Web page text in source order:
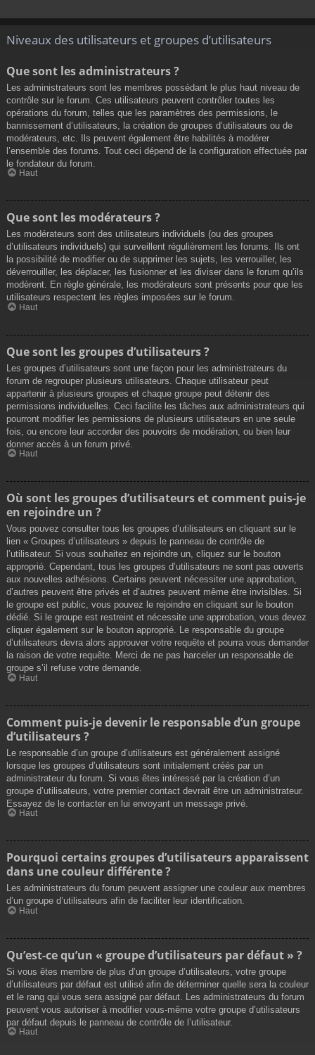
Niveaux des utilisateurs et groupes d’utilisateurs
Que sont les administrateurs ?
Les administrateurs sont les membres possédant le plus haut niveau de
contrôle sur le forum. Ces utilisateurs peuvent contrôler toutes les
opérations du forum, telles que les paramètres des permissions, le
bannissement d’utilisateurs, la création de groupes d’utilisateurs ou de
modérateurs, etc. Ils peuvent également être habilités à modérer
l’ensemble des forums. Tout ceci dépend de la configuration effectuée par
le fondateur du forum.
Haut
Que sont les modérateurs ?
Les modérateurs sont des utilisateurs individuels (ou des groupes
d’utilisateurs individuels) qui surveillent régulièrement les forums. Ils ont
la possibilité de modifier ou de supprimer les sujets, les verrouiller, les
déverrouiller, les déplacer, les fusionner et les diviser dans le forum qu’ils
modèrent. En règle générale, les modérateurs sont présents pour que les
utilisateurs respectent les règles imposées sur le forum.
Haut
Que sont les groupes d’utilisateurs ?
Les groupes d’utilisateurs sont une façon pour les administrateurs du
forum de regrouper plusieurs utilisateurs. Chaque utilisateur peut
appartenir à plusieurs groupes et chaque groupe peut détenir des
permissions individuelles. Ceci facilite les tâches aux administrateurs qui
pourront modifier les permissions de plusieurs utilisateurs en une seule
fois, ou encore leur accorder des pouvoirs de modération, ou bien leur
donner accès à un forum privé.
Haut
Où sont les groupes d’utilisateurs et comment puis-je
en rejoindre un ?
Vous pouvez consulter tous les groupes d’utilisateurs en cliquant sur le
lien « Groupes d’utilisateurs » depuis le panneau de contrôle de
l’utilisateur. Si vous souhaitez en rejoindre un, cliquez sur le bouton
approprié. Cependant, tous les groupes d’utilisateurs ne sont pas ouverts
aux nouvelles adhésions. Certains peuvent nécessiter une approbation,
d’autres peuvent être privés et d’autres peuvent même être invisibles. Si
le groupe est public, vous pouvez le rejoindre en cliquant sur le bouton
dédié. Si le groupe est restreint et nécessite une approbation, vous devez
cliquer également sur le bouton approprié. Le responsable du groupe
d’utilisateurs devra alors approuver votre requête et pourra vous demander
la raison de votre requête. Merci de ne pas harceler un responsable de
groupe s’il refuse votre demande.
Haut
Comment puis-je devenir le responsable d’un groupe
d’utilisateurs ?
Le responsable d’un groupe d’utilisateurs est généralement assigné
lorsque les groupes d’utilisateurs sont initialement créés par un
administrateur du forum. Si vous êtes intéressé par la création d’un
groupe d’utilisateurs, votre premier contact devrait être un administrateur.
Essayez de le contacter en lui envoyant un message privé.
Haut
Pourquoi certains groupes d’utilisateurs apparaissent
dans une couleur différente ?
Les administrateurs du forum peuvent assigner une couleur aux membres
d’un groupe d’utilisateurs afin de faciliter leur identification.
Haut
Qu’est-ce qu’un « groupe d’utilisateurs par défaut » ?
Si vous êtes membre de plus d’un groupe d’utilisateurs, votre groupe
d’utilisateurs par défaut est utilisé afin de déterminer quelle sera la couleur
et le rang qui vous sera assigné par défaut. Les administrateurs du forum
peuvent vous autoriser à modifier vous-même votre groupe d’utilisateurs
par défaut depuis le panneau de contrôle de l’utilisateur.
Haut